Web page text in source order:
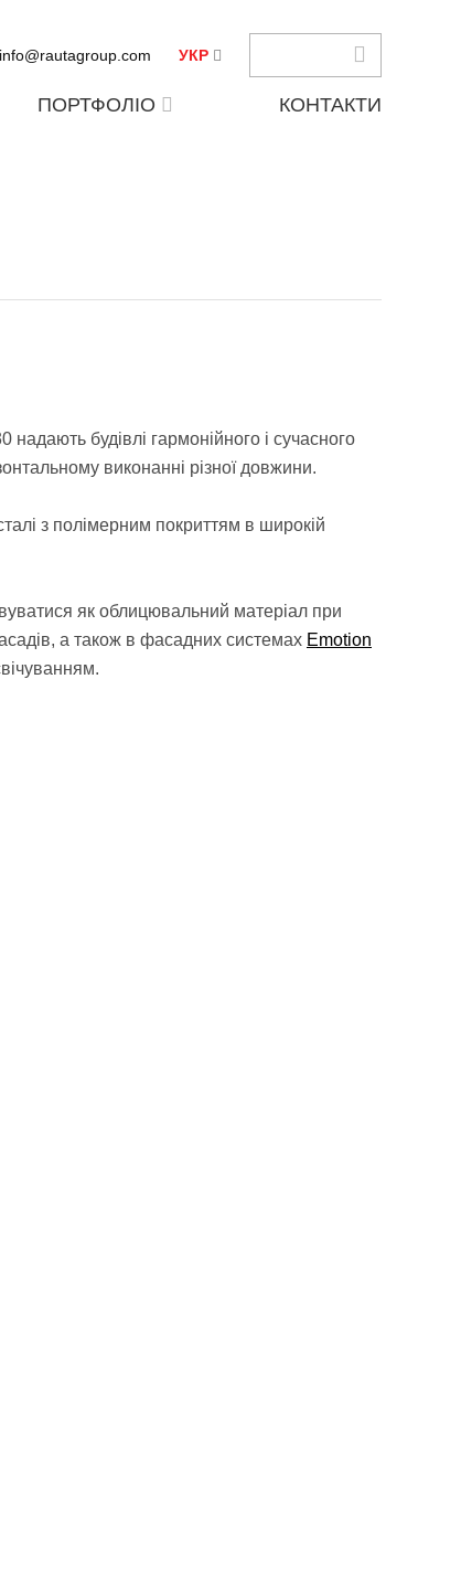
info@rautagroup.com УКР
ПОРТФОЛІО КОНТАКТИ
будівлі гармонійного і сучасного
виконанні різної довжини.
з полімерним покриттям в широкій
як облицювальний матеріал при
а також в фасадних системах Emotion